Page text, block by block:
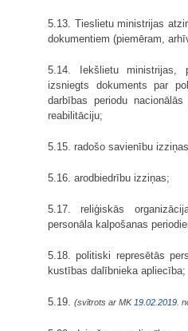
5.13. Tieslietu ministrijas
dokumentiem (piemēram,
5.14. Iekšlietu ministrijas,
izsniegts dokuments par
darbības periodu
reabilitāciju;
5.15. radošo savienību
5.16. arodbiedrību izziņas;
5.17. reliģiskās
personāla kalpošanas
5.18. politiski represētās
kustības dalībnieka apliecība;
5.19. (svītrots ar MK 19.02.2019.